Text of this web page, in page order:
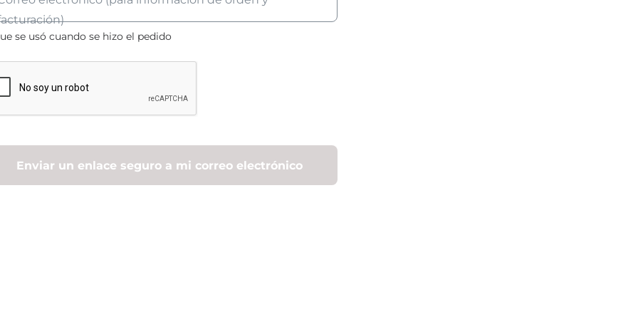
se usó cuando se hizo el pedido
Enviar un enlace seguro a mi correo electrónico